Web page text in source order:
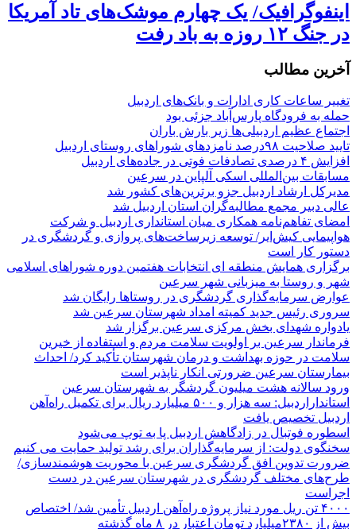
اینفوگرافیک/ یک چهارم موشک‌های تاد آمریکا
در جنگ ۱۲ روزه به باد رفت
آخرین مطالب
تغییر ساعات کاری ادارات و بانک‌های اردبیل
حمله به فرودگاه پارس‌‌آباد جزئی بود
اجتماع عظیم اردبیلی‌ها زیر بارش باران
تایید صلاحیت ۹۸درصد نامزدهای شوراهای روستای اردبیل
افزایش ۴ درصدی تصادفات فوتی در جاده‌های اردبیل
مسابقات بین‌المللی اسکی آلپاین در سرعین
مدیرکل ارشاد اردبیل جزو برترین‌های کشور شد
عالی دبیر مجمع مطالبه‌گران استان اردبیل شد
امضای تفاهم‌نامه همکاری میان استانداری اردبیل و شرکت
هواپیمایی کیش‌ایر/ توسعه زیرساخت‌های پروازی و گردشگری در
دستور کار است
برگزاری همایش منطقه ای انتخابات هفتمین دوره شوراهای اسلامی
شهر و روستا به میزبانی شهر سرعین
عوارض سرمایه‌گذاری گردشگری در روستاها رایگان شد
سروری رئیس جدید کمیته امداد شهرستان سرعین شد
یادواره شهدای بخش مرکزی سرعین برگزار شد
فرماندار سرعین بر اولویت سلامت مردم و استفاده از خیرین
سلامت در حوزه بهداشت و درمان شهرستان تأکید کرد/ احداث
بیمارستان سرعین ضرورتی انکار ناپذیر است
ورود سالانه هشت میلیون گردشگر به شهرستان سرعین
استانداراردبیل: سه هزار و ۵۰۰ میلیارد ریال برای تکمیل راه‌آهن
اردبیل تخصیص یافت
اسطوره فوتبال در زادگاهش اردبیل پا به توپ می‌شود
سخنگوی دولت: از سرمایه‌گذاران برای رشد تولید حمایت می کنیم
ضرورت تدوین افق گردشگری سرعین با محوریت هوشمندسازی/
طرح‌های مختلف گردشگری در شهرستان سرعین در دست
اجراست
۴۰۰۰ تن ریل مورد نیاز پروژه راه‌آهن اردبیل تأمین شد/ اختصاص
بیش از ۲۳۸۰میلیارد تومان اعتبار در ۸ ماه گذشته